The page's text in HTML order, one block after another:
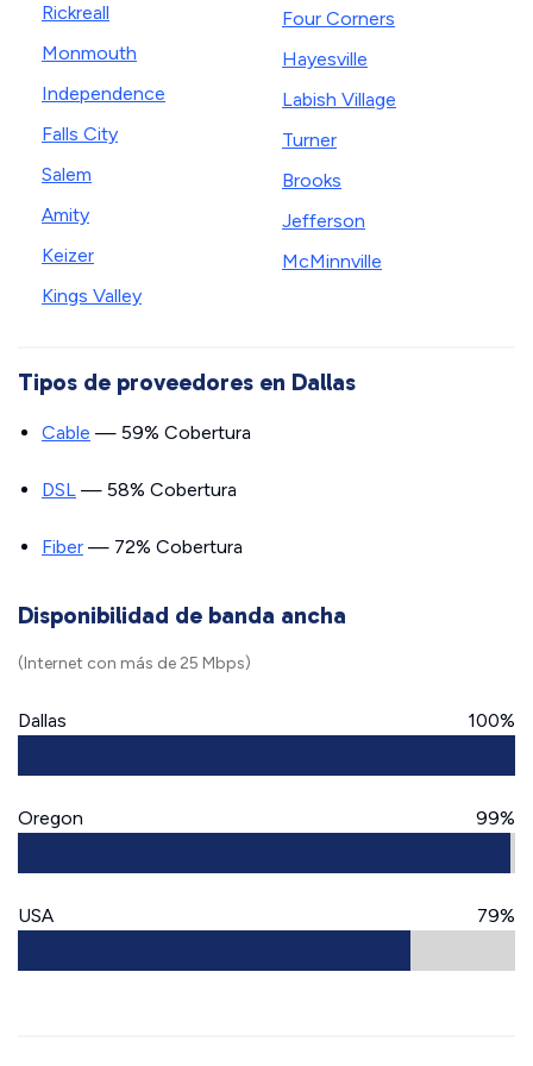
Rickreall
Monmouth
Independence
Falls City
Salem
Amity
Keizer
Kings Valley
Four Corners
Hayesville
Labish Village
Turner
Brooks
Jefferson
McMinnville
Tipos de proveedores en Dallas
Cable — 59% Cobertura
DSL — 58% Cobertura
Fiber — 72% Cobertura
Disponibilidad de banda ancha
(Internet con más de 25 Mbps)
Dallas 100%
Oregon 99%
USA 79%